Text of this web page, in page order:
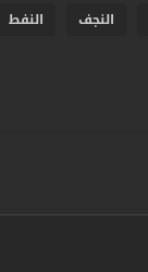
النجف النفط